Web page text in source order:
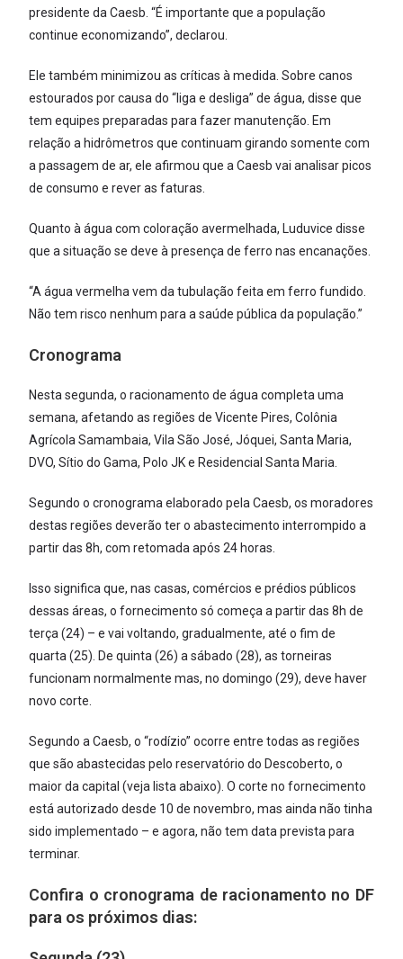
presidente da Caesb. “É importante que a população
continue economizando”, declarou.
Ele também minimizou as críticas à medida. Sobre canos
estourados por causa do “liga e desliga” de água, disse que
tem equipes preparadas para fazer manutenção. Em
relação a hidrômetros que continuam girando somente com
a passagem de ar, ele afirmou que a Caesb vai analisar picos
de consumo e rever as faturas.
Quanto à água com coloração avermelhada, Luduvice disse
que a situação se deve à presença de ferro nas encanações.
“A água vermelha vem da tubulação feita em ferro fundido.
Não tem risco nenhum para a saúde pública da população.”
Cronograma
Nesta segunda, o racionamento de água completa uma
semana, afetando as regiões de Vicente Pires, Colônia
Agrícola Samambaia, Vila São José, Jóquei, Santa Maria,
DVO, Sítio do Gama, Polo JK e Residencial Santa Maria.
Segundo o cronograma elaborado pela Caesb, os moradores
destas regiões deverão ter o abastecimento interrompido a
partir das 8h, com retomada após 24 horas.
Isso significa que, nas casas, comércios e prédios públicos
dessas áreas, o fornecimento só começa a partir das 8h de
terça (24) – e vai voltando, gradualmente, até o fim de
quarta (25). De quinta (26) a sábado (28), as torneiras
funcionam normalmente mas, no domingo (29), deve haver
novo corte.
Segundo a Caesb, o “rodízio” ocorre entre todas as regiões
que são abastecidas pelo reservatório do Descoberto, o
maior da capital (veja lista abaixo). O corte no fornecimento
está autorizado desde 10 de novembro, mas ainda não tinha
sido implementado – e agora, não tem data prevista para
terminar.
Confira o cronograma de racionamento no DF
para os próximos dias: